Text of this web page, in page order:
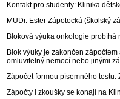
Kontakt pro studenty: Klinika
MUDr. Ester Zápotocká (školský
Bloková výuka onkologie
Blok výuky je zakončen
omluvitelný nemocí nebo jinými
Zápočet formou písemného
Zápočty i zkoušky se konají na